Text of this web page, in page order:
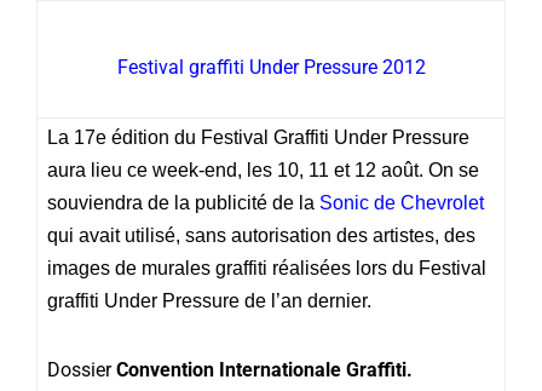
Festival graffiti Under Pressure 2012
La 17e édition du Festival Graffiti Under Pressure
aura lieu ce week-end, les 10, 11 et 12 août. On se
souviendra de la publicité de la Sonic de Chevrolet
qui avait utilisé, sans autorisation des artistes, des
images de murales graffiti réalisées lors du Festival
graffiti Under Pressure de l’an dernier.
DossierConvention Internationale Graffiti.